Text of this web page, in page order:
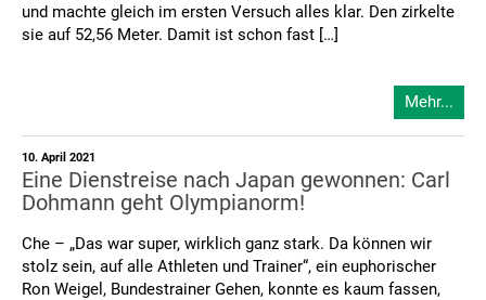
und machte gleich im ersten Versuch alles klar. Den zirkelte
sie auf 52,56 Meter. Damit ist schon fast […]
Mehr...
10. April 2021
Eine Dienstreise nach Japan gewonnen: Carl
Dohmann geht Olympianorm!
Che – „Das war super, wirklich ganz stark. Da können wir
stolz sein, auf alle Athleten und Trainer“, ein euphorischer
Ron Weigel, Bundestrainer Gehen, konnte es kaum fassen,